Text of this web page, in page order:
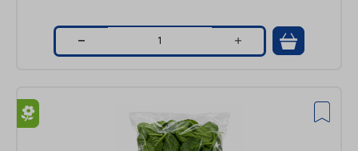
Q
n